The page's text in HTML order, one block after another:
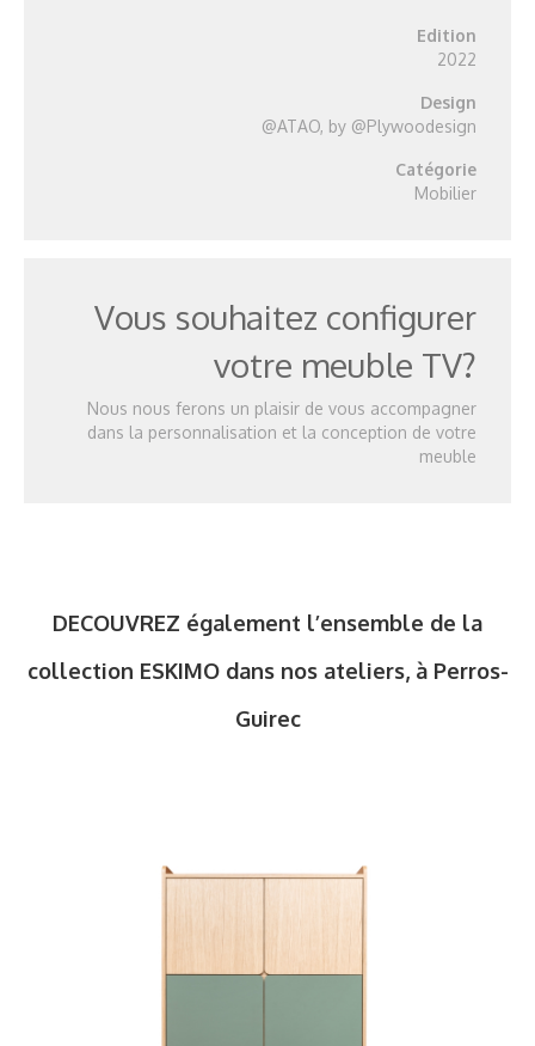
Edition
2022
Design
@ATAO, by @Plywoodesign
Catégorie
Mobilier
Vous souhaitez configurer
votre meuble TV?
Nous nous ferons un plaisir de vous accompagner
dans la personnalisation et la conception de votre
meuble
DECOUVREZ également l’ensemble de la
collection ESKIMO dans nos ateliers, à Perros-
Guirec
Buffet ESKIMO